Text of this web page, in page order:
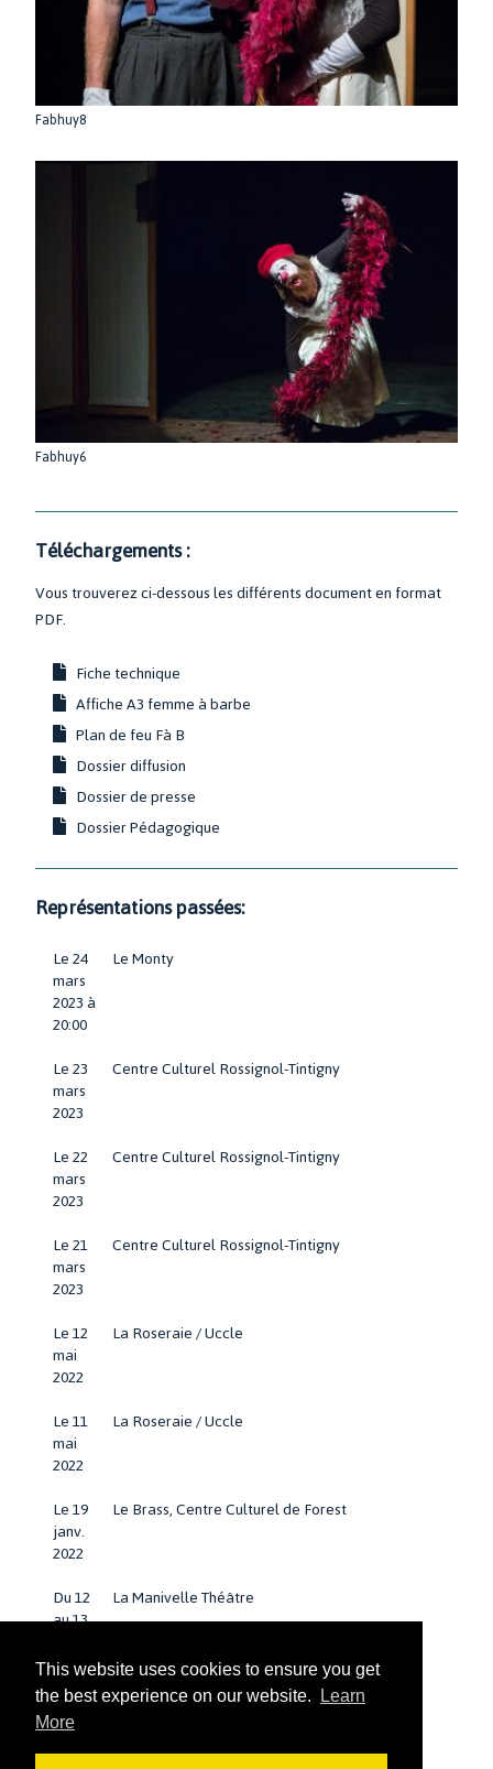
This website uses cookies to ensure you get
the best experience on our website.
Learn
More
Fabhuy8
Fabhuy6
Téléchargements :
Vous trouverez ci-dessous les différents document en format
PDF.
Fiche technique
Affiche A3 femme à barbe
Plan de feu Fà B
Dossier diffusion
Dossier de presse
Dossier Pédagogique
Représentations passées:
Le 24
mars
2023 à
20:00
Le Monty
Le 23
mars
2023
Centre Culturel Rossignol-Tintigny
Le 22
mars
2023
Centre Culturel Rossignol-Tintigny
Le 21
mars
2023
Centre Culturel Rossignol-Tintigny
Le 12
mai
2022
La Roseraie / Uccle
Le 11
mai
2022
La Roseraie / Uccle
Le 19
janv.
2022
Le Brass, Centre Culturel de Forest
Du 12
au 13
2021
La Manivelle Théâtre
Le 20
janv.
2021
Le Brass, Centre Culturel de Forest